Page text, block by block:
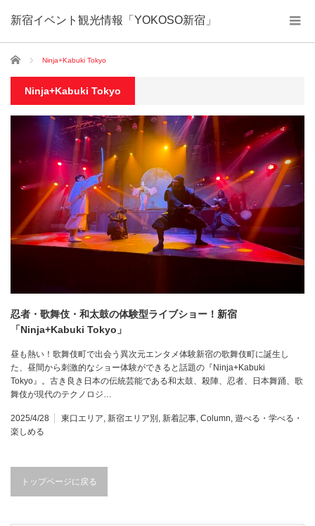
新宿イベント観光情報「YOKOSO新宿」
ホーム Ninja+Kabuki Tokyo
Ninja+Kabuki Tokyo
忍者・歌舞伎・和太鼓の体験型ライブショー！新宿
「Ninja+Kabuki Tokyo」
昼も熱い！歌舞伎町で出会う異次元エンタメ体験新宿の歌舞伎町に誕生し
た、昼間から刺激的なショー体験ができると話題の『Ninja+Kabuki
Tokyo』。古き良き日本の伝統芸能である和太鼓、殺陣、忍者、日本舞踊、歌
舞伎が現代のテクノロジ…
2025/4/28 東口エリア, 新宿エリア別 , 新着記事, Column, 遊べる・学べる・
楽しめる
トップページに戻る